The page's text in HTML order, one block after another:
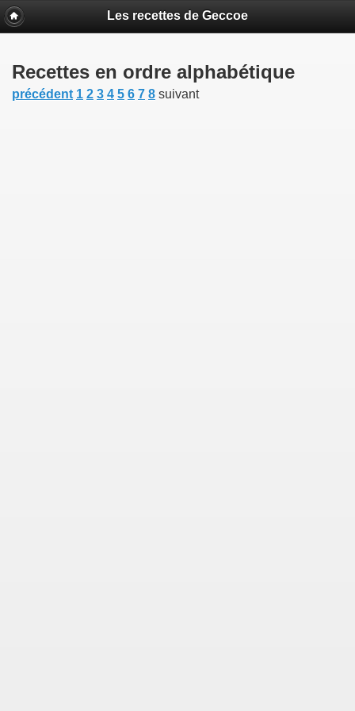
Les recettes de Geccoe
Recettes en ordre alphabétique
précédent 1 2 3 4 5 6 7 8 suivant